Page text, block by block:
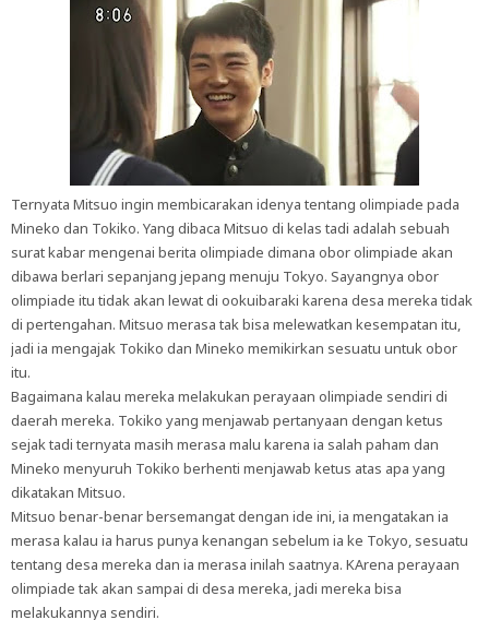
Ternyata Mitsuo ingin membicarakan idenya tentang olimpiade pada
Mineko dan Tokiko. Yang dibaca Mitsuo di kelas tadi adalah sebuah
surat kabar mengenai berita olimpiade dimana obor olimpiade akan
dibawa berlari sepanjang jepang menuju Tokyo. Sayangnya obor
olimpiade itu tidak akan lewat di ookuibaraki karena desa mereka tidak
di pertengahan. Mitsuo merasa tak bisa melewatkan kesempatan itu,
jadi ia mengajak Tokiko dan Mineko memikirkan sesuatu untuk obor
itu.
Bagaimana kalau mereka melakukan perayaan olimpiade sendiri di
daerah mereka. Tokiko yang menjawab pertanyaan dengan ketus
sejak tadi ternyata masih merasa malu karena ia salah paham dan
Mineko menyuruh Tokiko berhenti menjawab ketus atas apa yang
dikatakan Mitsuo.
Mitsuo benar-benar bersemangat dengan ide ini, ia mengatakan ia
merasa kalau ia harus punya kenangan sebelum ia ke Tokyo, sesuatu
tentang desa mereka dan ia merasa inilah saatnya. KArena perayaan
olimpiade tak akan sampai di desa mereka, jadi mereka bisa
melakukannya sendiri.